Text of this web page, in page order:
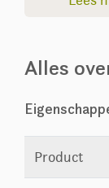
Alles
Product